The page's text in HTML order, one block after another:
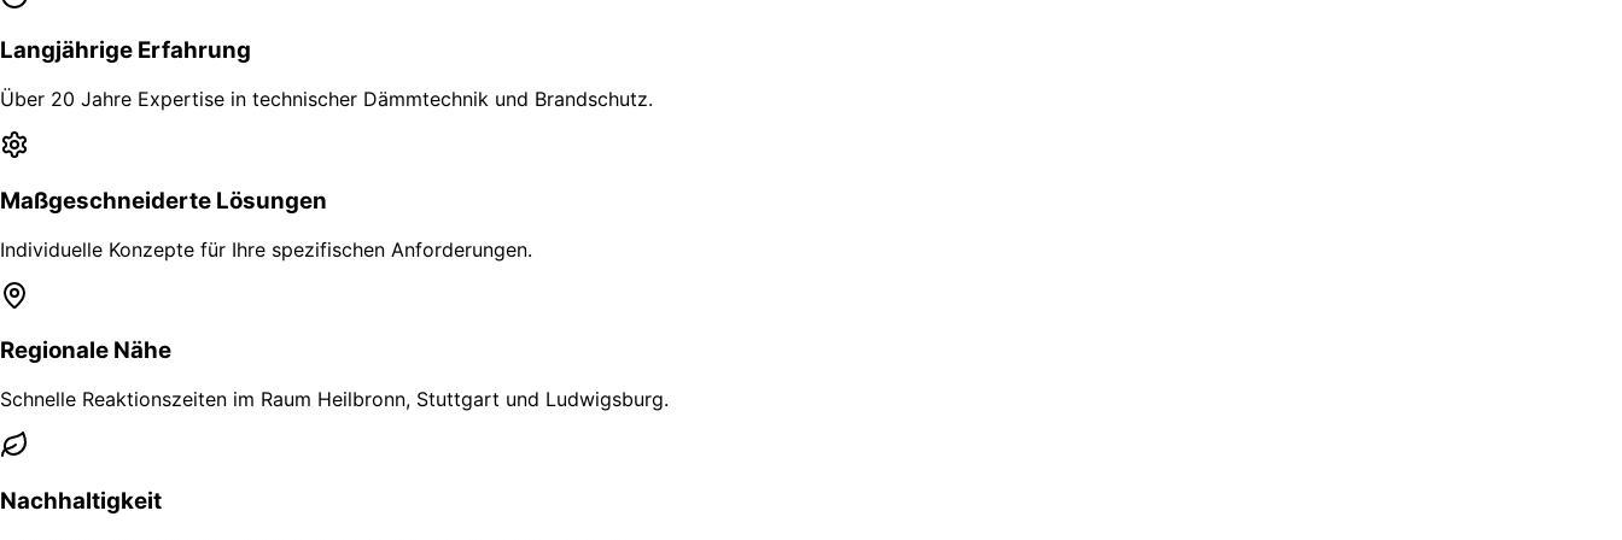
Langjährige Erfahrung
Über 20 Jahre Expertise in technischer Dämmtechnik und Brandschutz.
Maßgeschneiderte Lösungen
Individuelle Konzepte für Ihre spezifischen Anforderungen.
Regionale Nähe
Schnelle Reaktionszeiten im Raum Heilbronn, Stuttgart und Ludwigsburg.
Nachhaltigkeit